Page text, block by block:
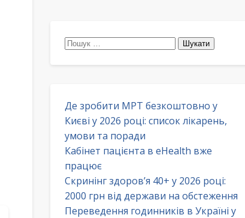
Пошук:
Де зробити МРТ безкоштовно у
Києві у 2026 році: список лікарень,
умови та поради
Кабінет пацієнта в eHealth вже
працює
Скринінг здоров’я 40+ у 2026 році:
2000 грн від держави на обстеження
Переведення годинників в Україні у